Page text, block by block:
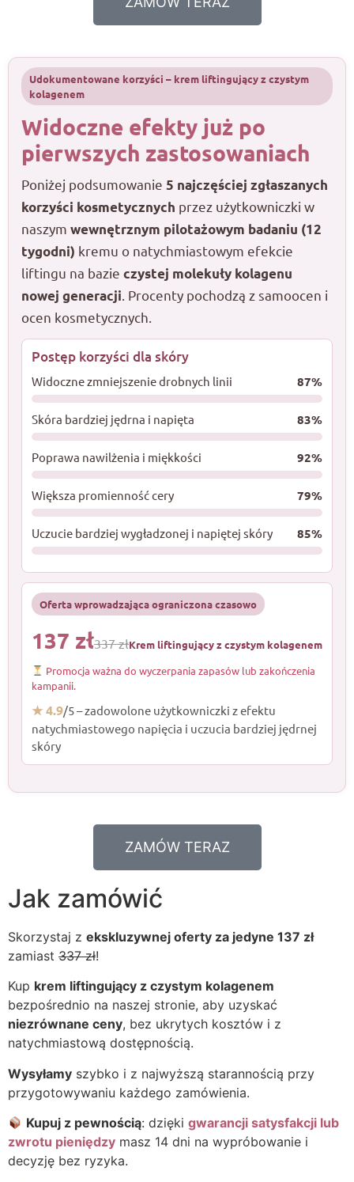
Udokumentowane korzyści – krem liftingujący z czystym
kolagenem
Widoczne efekty już po
pierwszych zastosowaniach
Poniżej podsumowanie 5 najczęściej zgłaszanych
korzyści kosmetycznych przez użytkowniczki w
naszym wewnętrznym pilotażowym badaniu (12
tygodni) kremu o natychmiastowym efekcie
liftingu na bazie czystej molekuły kolagenu
nowej generacji . Procenty pochodzą z samoocen i
ocen kosmetycznych.
Postęp korzyści dla skóry
Widoczne zmniejszenie drobnych linii 87%
Skóra bardziej jędrna i napięta 83%
Poprawa nawilżenia i miękkości 92%
Większa promienność cery 79%
Uczucie bardziej wygładzonej i napiętej skóry 85%
Oferta wprowadzająca ograniczona czasowo
137 zł337 złKrem liftingujący z czystym kolagenem
Promocja ważna do wyczerpania zapasów lub zakończenia
kampanii.
★ 4.9/5 – zadowolone użytkowniczki z efektu
natychmiastowego napięcia i uczucia bardziej jędrnej
skóry
ZAMÓW TERAZ
Jak zamówić
Skorzystaj z ekskluzywnej oferty za jedyne 137 zł
zamiast 337 zł!
Kup krem liftingujący z czystym kolagenem
bezpośrednio na naszej stronie, aby uzyskać
niezrównane ceny, bez ukrytych kosztów i z
natychmiastową dostępnością.
Wysyłamy szybko i z najwyższą starannością przy
przygotowywaniu każdego zamówienia.
Kupuj z pewnością: dziękigwarancji satysfakcji lub
zwrotu pieniędzy masz 14 dni na wypróbowanie i
decyzję bez ryzyka.